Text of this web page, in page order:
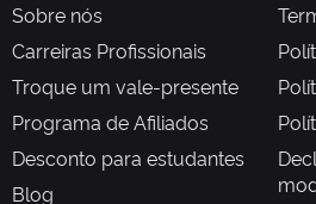
Building a player base in an online
map allowing for 1-4 players to
4 different difficulties. We’ll be
existing maps as quickly as
Sobre nós
Carreiras Profissionais
Troque um vale-presente
Programa de Afiliados
Desconto para estudantes
Blog